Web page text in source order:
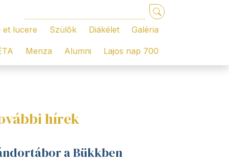
et lucere Szülők Diákélet Galéria
Menza Alumni Lajos nap 700
hírek
a Bükkben